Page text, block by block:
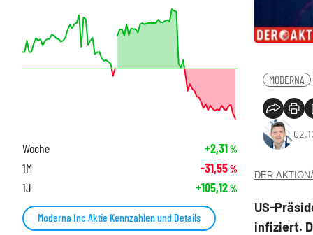
MODERNA
DER
US-
infiziert.
Woche +2,31%
1M -31,55%
1J +105,12%
Moderna Inc Aktie Kennzahlen und Details